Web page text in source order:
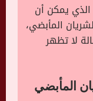
الذي يمكن أن
المأبضي،
لا تظهر
المأبضي